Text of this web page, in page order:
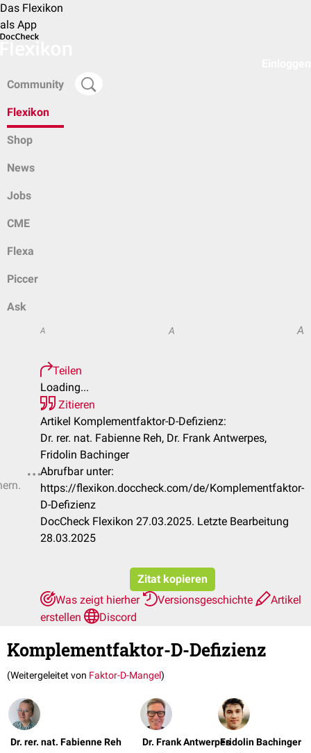
Das Flexikon
als App
Community
Flexikon
Shop
News
Jobs
CME
Flexa
Piccer
Ask
A A A
Teilen
Loading...
Zitieren
Artikel Komplementfaktor-D-Defizienz:
Dr. rer. nat. Fabienne Reh, Dr. Frank Antwerpes,
Fridolin Bachinger
Abrufbar unter:
https://flexikon.doccheck.com/de/Komplementfaktor-
D-Defizienz
DocCheck Flexikon 27.03.2025. Letzte Bearbeitung
28.03.2025
Zitat kopieren
Was zeigt hierher
Versionsgeschichte
Artikel
erstellen
Discord
Komplementfaktor-D-Defizienz
(Weitergeleitet von Faktor-D-Mangel)
Dr. rer. nat. Fabienne Reh Dr. Frank AntwerpesFridolin Bachinger